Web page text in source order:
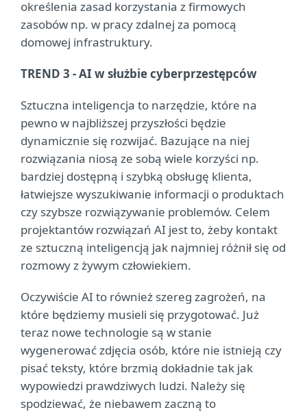
określenia zasad korzystania z firmowych
zasobów np. w pracy zdalnej za pomocą
domowej infrastruktury.
TREND 3 - AI w służbie cyberprzestępców
Sztuczna inteligencja to narzędzie, które na
pewno w najbliższej przyszłości będzie
dynamicznie się rozwijać. Bazujące na niej
rozwiązania niosą ze sobą wiele korzyści np.
bardziej dostępną i szybką obsługę klienta,
łatwiejsze wyszukiwanie informacji o produktach
czy szybsze rozwiązywanie problemów. Celem
projektantów rozwiązań AI jest to, żeby kontakt
ze sztuczną inteligencją jak najmniej różnił się od
rozmowy z żywym człowiekiem.
Oczywiście AI to również szereg zagrożeń, na
które będziemy musieli się przygotować. Już
teraz nowe technologie są w stanie
wygenerować zdjęcia osób, które nie istnieją czy
pisać teksty, które brzmią dokładnie tak jak
wypowiedzi prawdziwych ludzi. Należy się
spodziewać, że niebawem zaczną to